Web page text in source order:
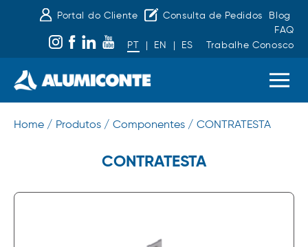
Portal do Cliente Consulta de Pedidos
Blog
FAQ
PT
| EN | ES Trabalhe Conosco
Home / Produtos / Componentes / CONTRATESTA
CONTRATESTA